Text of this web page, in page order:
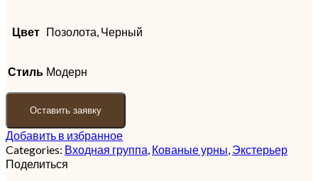
Цвет Позолота, Черный
Стиль Модерн
Оставить заявку
Добавить в избранное
Categories: Входная группа, Кованые урны, Экстерьер
Поделиться